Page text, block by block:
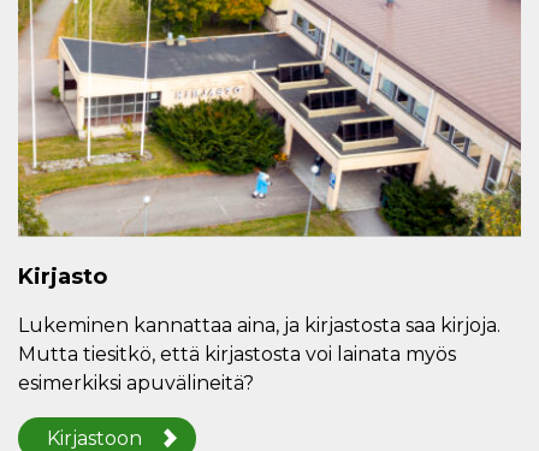
Kirjasto
Lukeminen kannattaa aina, ja kirjastosta saa kirjoja.
Mutta tiesitkö, että kirjastosta voi lainata myös
esimerkiksi apuvälineitä?
Kirjastoon